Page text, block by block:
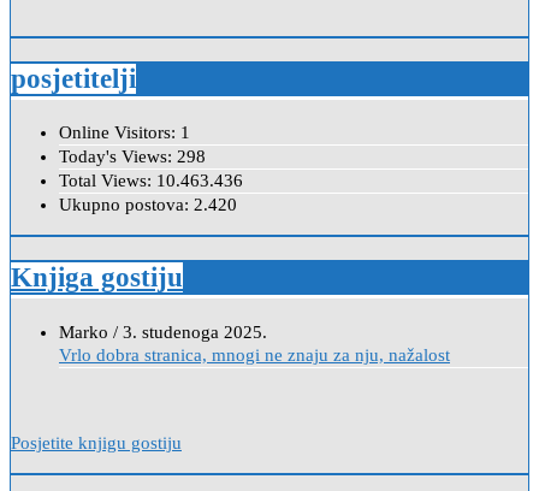
posjetitelji
Online Visitors: 1
Today's Views: 298
Total Views: 10.463.436
Ukupno postova: 2.420
Knjiga gostiju
Anica/ 7. veljače 2024.
Poštovanje, draga kolegice! Hvala Vam na nesebičnom radu i